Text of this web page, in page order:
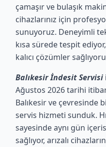
çamaşır ve bulaşık
cihazlarınız için
sunuyoruz. Deneyimli
kısa sürede tespit
kalıcı çözümler
Balıkesir İndesit Servisi
Ağustos 2026 tarihi
Balıkesir ve çevresinde
servis hizmeti sunduk.
sayesinde aynı gün
sağlıyor, arızalı